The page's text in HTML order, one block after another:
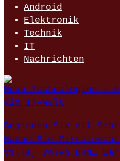
Android
Elektronik
Technik
IT
Nachrichten
Neue Technologien –
die IT-Welt
Beginnen Sie mit
Haben Sie
Villa, Volvo und…